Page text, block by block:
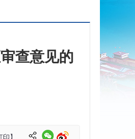
查意见的
印】